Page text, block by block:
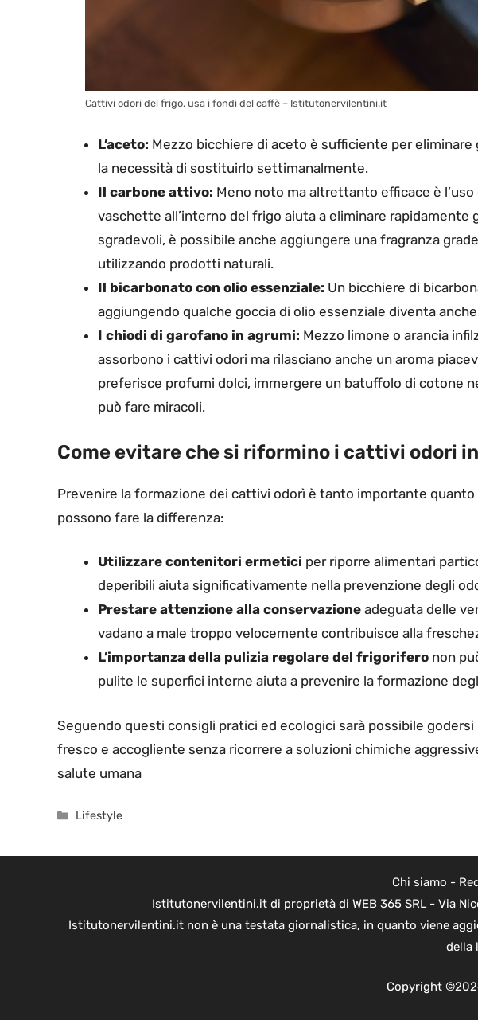
Cattivi odori del frigo, usa i fondi del caffè – Istitutonervilentini.it
L’aceto: Mezzo bicchiere di aceto è sufficiente per
la necessità di sostituirlo settimanalmente.
Il carbone attivo: Meno noto ma altrettanto efficace è
vaschette all’interno del frigo aiuta a eliminare rapidamente
sgradevoli, è possibile anche aggiungere una fragranza
utilizzando prodotti naturali.
Il bicarbonato con olio essenziale: Un bicchiere di
aggiungendo qualche goccia di olio essenziale diventa
I chiodi di garofano in agrumi: Mezzo limone o arancia
assorbono i cattivi odori ma rilasciano anche un aroma
preferisce profumi dolci, immergere un batuffolo di cotone
può fare miracoli.
Come evitare che si riformino i cattivi odori
Prevenire la formazione dei cattivi odorì è tanto importante
possono fare la differenza:
Utilizzare contenitori ermetici per riporre alimentari
deperibili aiuta significativamente nella prevenzione degli
Prestare attenzione alla conservazione adeguata delle
vadano a male troppo velocemente contribuisce alla
L’importanza della pulizia regolare del frigorifero non
pulite le superfici interne aiuta a prevenire la formazione
Seguendo questi consigli pratici ed ecologici sarà possibile
fresco e accogliente senza ricorrere a soluzioni chimiche
salute umana
Categorie
Lifestyle
Chi siamo -
Istitutonervilentini.it di proprietà di WEB 365 SRL - Via
Istitutonervilentini.it non è una testata giornalistica, in quanto viene
della
Copyright